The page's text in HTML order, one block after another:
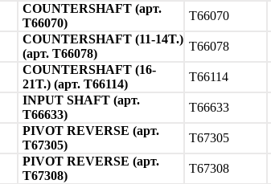
COUNTERSHAFT (арт.
T66070)
T66070
COUNTERSHAFT (11-14T.)
(арт. T66078)
T66078
COUNTERSHAFT (16-
21T.) (арт. T66114)
T66114
INPUT SHAFT (арт.
T66633)
T66633
PIVOT REVERSE (арт.
T67305)
T67305
PIVOT REVERSE (арт.
T67308)
T67308